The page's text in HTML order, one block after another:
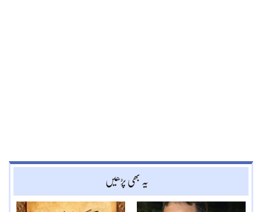
یہ بھی پڑھیں